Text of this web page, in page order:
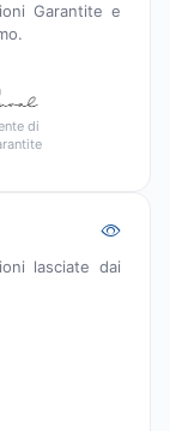
Garantite e
di
lasciate dai